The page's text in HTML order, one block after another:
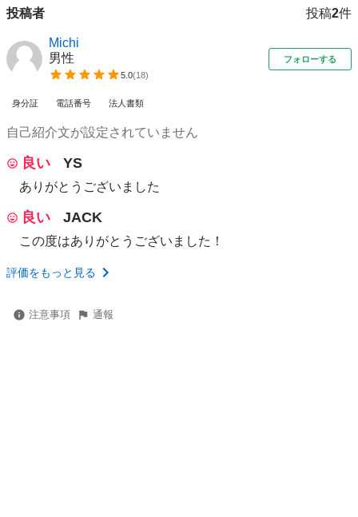
投稿者 投稿2件
Michi
男性
5.0(18)
フォローする
身分証 電話番号 法人書類
自己紹介文が設定されていません
良い YS
ありがとうございました
良い JACK
この度はありがとうございました！
評価をもっと見る
注意事項 通報